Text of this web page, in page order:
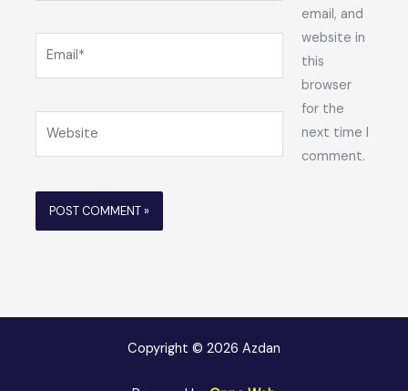
email, and
website in
this
browser
for the
next time I
comment.
Copyright © 2026 Azdan